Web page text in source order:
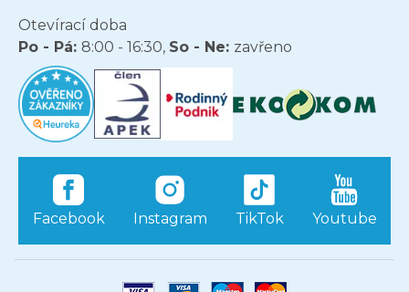
Otevírací doba
Po - Pá: 8:00 - 16:30, So - Ne: zavřeno
Facebook Instagram TikTok Youtube